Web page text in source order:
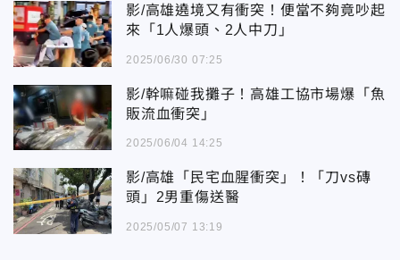
影/高雄遶境又有衝突！便當不夠竟吵起
來「1人爆頭、2人中刀」
2025/06/30 07:25
影/幹嘛碰我攤子！高雄工協市場爆「魚
販流血衝突」
2025/06/04 14:25
影/高雄「民宅血腥衝突」！「刀vs磚
頭」2男重傷送醫
2025/05/07 13:19